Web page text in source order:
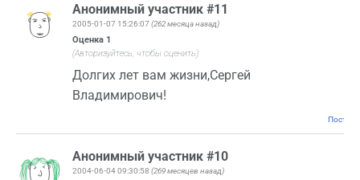
Анонимный участник #11
2005-01-07 15:26:07 (262 месяца назад)
Оценка 1
(Авторизуйтесь, чтобы оценить)
Долгих лет вам жизни,Сергей
Владимирович!
Анонимный участник #10
2004-06-04 09:30:58 (269 месяцев назад)